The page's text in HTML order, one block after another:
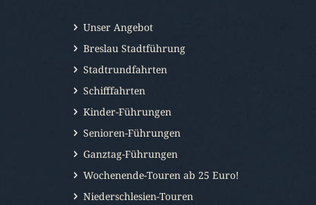
Unser Angebot
Breslau Stadtführung
Stadtrundfahrten
Schifffahrten
Kinder-Führungen
Senioren-Führungen
Ganztag-Führungen
Wochenende-Touren ab 25 Euro!
Niederschlesien-Touren